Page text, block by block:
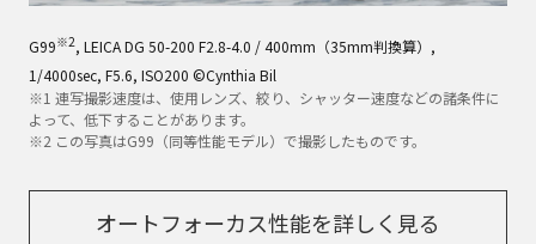
G99※2, LEICA DG 50-200 F2.8-4.0 / 400mm（35mm判換算）,
1/4000sec, F5.6, ISO200 ©Cynthia Bil
※1 連写撮影速度は、使用レンズ、絞り、シャッター速度などの諸条件に
よって、低下することがあります。
※2 この写真はG99（同等性能モデル）で撮影したものです。
オートフォーカス性能を詳しく見る